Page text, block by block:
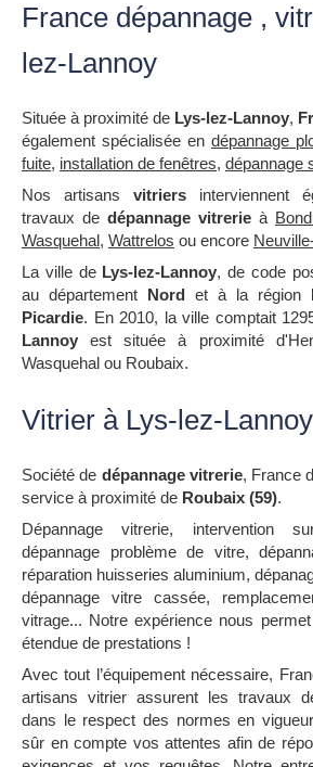
France dépannage ,
lez-Lannoy
Située à proximité de Lys-lez-Lannoy,
également spécialisée en dépannage
fuite, installation de fenêtres, dépannage
Nos artisans vitriers interviennent
travaux de dépannage vitrerie à
Wasquehal, Wattrelos ou encore
La ville de Lys-lez-Lannoy, de code
au département Nord et à la région
Picardie. En 2010, la ville comptait
Lannoy est située à proximité
Wasquehal ou Roubaix.
Vitrier à Lys-lez-Lannoy
Société de dépannage vitrerie, France
service à proximité de Roubaix (59).
Dépannage vitrerie, intervention
dépannage problème de vitre,
réparation huisseries aluminium,
dépannage vitre cassée,
vitrage... Notre expérience nous
étendue de prestations !
Avec tout l’équipement nécessaire,
artisans vitrier assurent les travaux
dans le respect des normes en
sûr en compte vos attentes afin de